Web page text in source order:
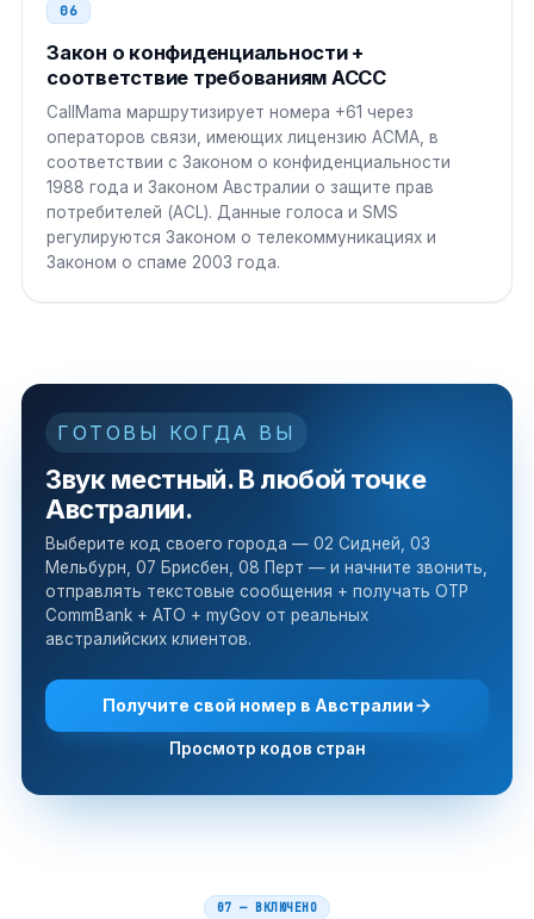
06
Закон о конфиденциальности +
соответствие требованиям ACCC
CallMama маршрутизирует номера +61 через
операторов связи, имеющих лицензию ACMA, в
соответствии с Законом о конфиденциальности
1988 года и Законом Австралии о защите прав
потребителей (ACL). Данные голоса и SMS
регулируются Законом о телекоммуникациях и
Законом о спаме 2003 года.
ГОТОВЫ КОГДА ВЫ
Звук местный. В любой точке
Австралии.
Выберите код своего города — 02 Сидней, 03
Мельбурн, 07 Брисбен, 08 Перт — и начните звонить,
отправлять текстовые сообщения + получать OTP
CommBank + ATO + myGov от реальных
австралийских клиентов.
Получите свой номер в Австралии
Просмотр кодов стран
07 — ВКЛЮЧЕНО